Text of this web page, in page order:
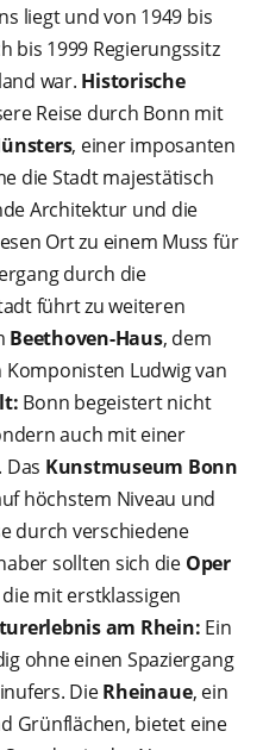
liegt und von 1949 bis
bis 1999 Regierungssitz
war. Historische
Reise durch Bonn mit
, einer imposanten
die Stadt majestätisch
Architektur und die
Ort zu einem Muss für
durch die
führt zu weiteren
Beethoven-Haus, dem
Ludwig van
Bonn begeistert nicht
auch mit einer
Das Kunstmuseum Bonn
höchstem Niveau und
durch verschiedene
sollten sich die Oper
mit erstklassigen
am Rhein: Ein
ohne einen Spaziergang
DieRheinaue, ein
Grünflächen, bietet eine